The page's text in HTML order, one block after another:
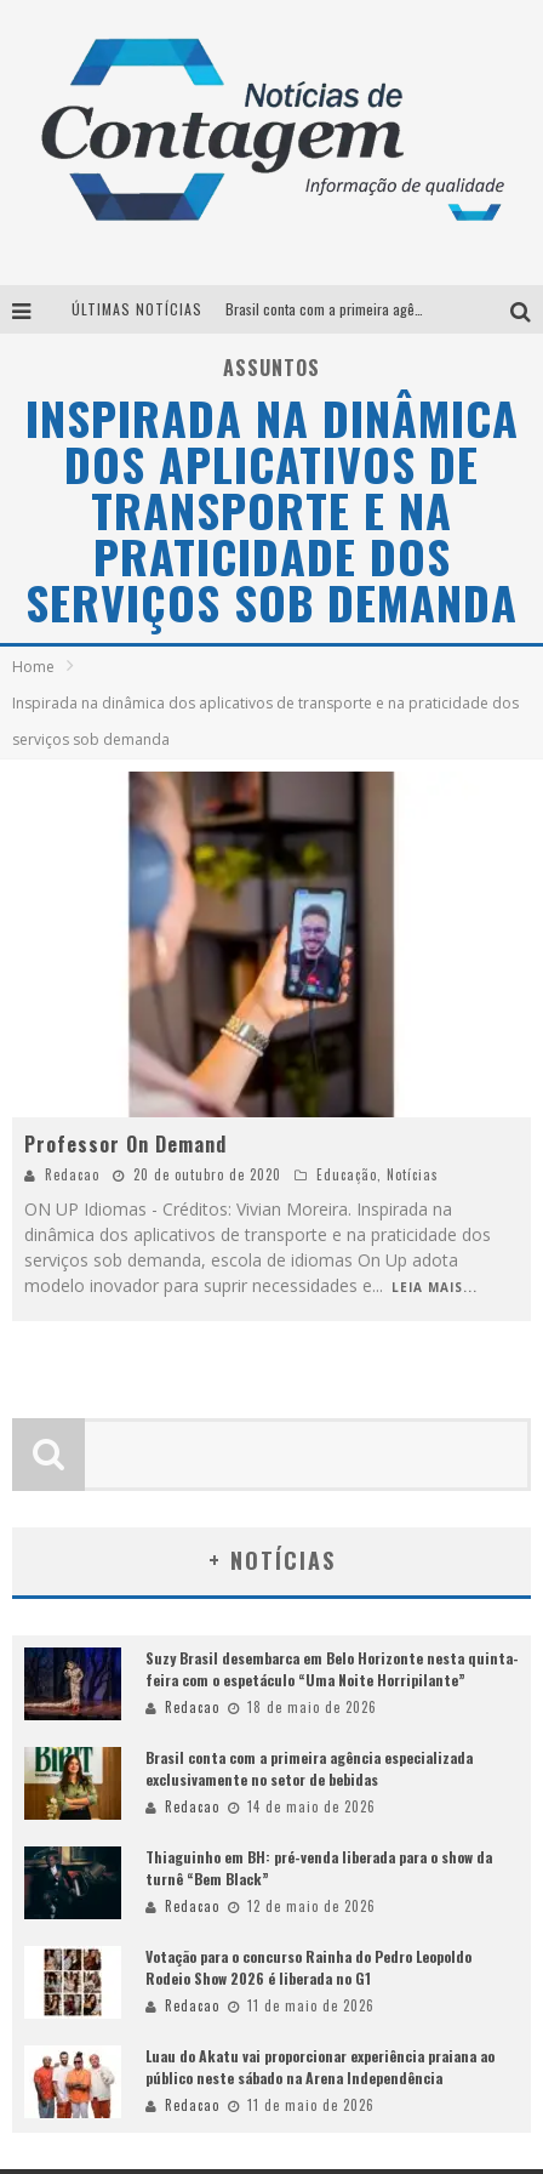
ÚLTIMAS NOTÍCIAS
Votação para o concurso Rainha do Pedro Leopoldo Rodeio Show 2026 é liberada no G1
ASSUNTOS
INSPIRADA NA DINÂMICA
DOS APLICATIVOS DE
TRANSPORTE E NA
PRATICIDADE DOS
SERVIÇOS SOB DEMANDA
Home
Inspirada na dinâmica dos aplicativos de transporte e na praticidade dos
serviços sob demanda
Professor On Demand
Redacao 20 de outubro de 2020 Educação, Notícias
ON UP Idiomas - Créditos: Vivian Moreira. Inspirada na
dinâmica dos aplicativos de transporte e na praticidade dos
serviços sob demanda, escola de idiomas On Up adota
modelo inovador para suprir necessidades e... LEIA MAIS...
+ NOTÍCIAS
Suzy Brasil desembarca em Belo Horizonte nesta quinta-
feira com o espetáculo “Uma Noite Horripilante”
Redacao 18 de maio de 2026
Brasil conta com a primeira agência especializada
exclusivamente no setor de bebidas
Redacao 14 de maio de 2026
Thiaguinho em BH: pré-venda liberada para o show da
turnê “Bem Black”
Redacao 12 de maio de 2026
Votação para o concurso Rainha do Pedro Leopoldo
Rodeio Show 2026 é liberada no G1
Redacao 11 de maio de 2026
Luau do Akatu vai proporcionar experiência praiana ao
público neste sábado na Arena Independência
Redacao 11 de maio de 2026